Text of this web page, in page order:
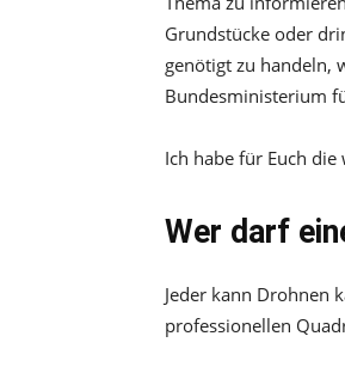
Grundstücke oder
genötigt zu handeln,
Bundesministerium
Ich habe für Euch
Wer darf
Jeder kann Drohnen
professionellen